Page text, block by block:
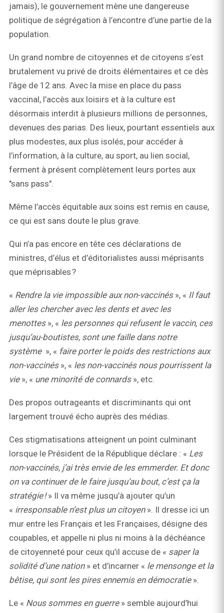
jamais), le gouvernement mène une dangereuse
politique de ségrégation à l’encontre d’une partie de la
population.
Un grand nombre de citoyennes et de citoyens s’est
brutalement vu privé de droits élémentaires et ce dès
l’âge de 12 ans. Avec la mise en place du pass
vaccinal, l’accès aux loisirs et à la culture est
désormais interdit à plusieurs millions de personnes,
devenues des parias. Des lieux, pourtant essentiels aux
plus modestes, aux plus isolés, pour accéder à
l’information, à la culture, au sport, au lien social,
ferment à présent complètement leurs portes aux
"sans pass".
Même l’accès équitable aux soins est remis en cause,
ce qui est sans doute le plus grave.
Qui n’a pas encore en tête ces déclarations de
ministres, d’élus et d’éditorialistes aussi méprisants
que méprisables ?
« Rendre la vie impossible aux non-vaccinés», « Il faut
aller les chercher avec les dents et avec les
menottes», « les personnes qui refusent le vaccin, ces
jusqu’au-boutistes, sont une faille dans notre
système », « faire porter le poids des restrictions aux
non-vaccinés», « les non-vaccinés nous pourrissent la
vie», « une minorité de connards», etc.
Des propos outrageants et discriminants qui ont
largement trouvé écho auprès des médias.
Ces stigmatisations atteignent un point culminant
lorsque le Président de la République déclare : « Les
non-vaccinés, j’ai très envie de les emmerder. Et donc
on va continuer de le faire jusqu’au bout, c’est ça la
stratégie !» Il va même jusqu’à ajouter qu’un
« irresponsable n’est plus un citoyen». Il dresse ici un
mur entre les Français et les Françaises, désigne des
coupables, et appelle ni plus ni moins à la déchéance
de citoyenneté pour ceux qu’il accuse de « saper la
solidité d’une nation» et d’incarner « le mensonge et la
bêtise, qui sont les pires ennemis en démocratie».
Le « Nous sommes en guerre» semble aujourd’hui